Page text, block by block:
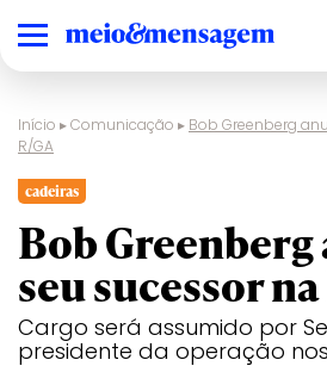
Início ▸Comunicação ▸ Bob Greenberg
R/GA
cadeiras
Bob
seu sucessor
Cargo será assumido por
presidente da operação nos